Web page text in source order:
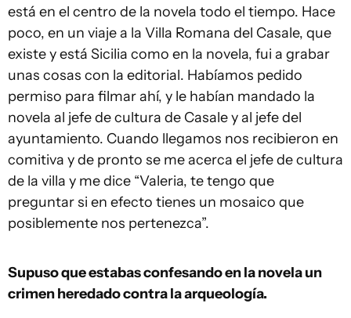
está en el centro de la novela todo el tiempo. Hace
poco, en un viaje a la Villa Romana del Casale, que
existe y está Sicilia como en la novela, fui a grabar
unas cosas con la editorial. Habíamos pedido
permiso para filmar ahí, y le habían mandado la
novela al jefe de cultura de Casale y al jefe del
ayuntamiento. Cuando llegamos nos recibieron en
comitiva y de pronto se me acerca el jefe de cultura
de la villa y me dice “Valeria, te tengo que
preguntar si en efecto tienes un mosaico que
posiblemente nos pertenezca”.
Supuso que estabas confesando en la novela un
crimen heredado contra la arqueología.